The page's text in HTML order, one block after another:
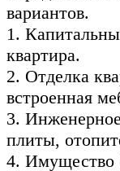
вариантов.
1.
квартира.
2. Отделка
встроенная
3.
плиты,
4. Имущество